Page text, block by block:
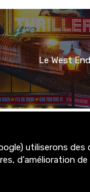
Le West
utiliserons
d'amélioration